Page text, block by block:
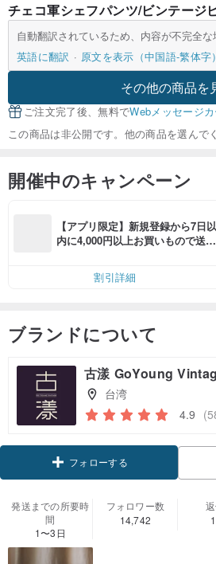
チェコ軍シェフパンツ/ビンテージ
自動翻訳されているため、内容が不完全な
英語に翻訳
原文を表示（中国語-繁体字）
その他の商品を
ご注文完了後、無料でWebメッセージ
この商品は非公開です。他の商品を選んで
開催中のキャンペーン
【アプリ限定】新規登録から7日以
内に4,000円以上お買いもので送料
割引詳細
ブランドについて
古漾 GoYoung
台湾
4.9
フォローする
発送までの所要時
間
1〜3日
フォロワー数
14,742